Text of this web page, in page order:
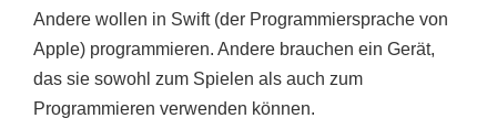
Andere wollen in Swift (der Programmiersprache von
Apple) programmieren. Andere brauchen ein Gerät,
das sie sowohl zum Spielen als auch zum
Programmieren verwenden können.